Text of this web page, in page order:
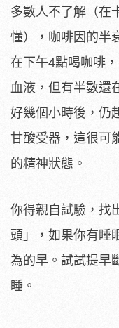
多數人不了解（在
懂），咖啡因的半
在下午4點喝咖啡
血液，但有半數還
好幾個小時後，仍
甘酸受器，這很可
的精神狀態。
你得親自試驗，找
頭」，如果你有睡
為的早。試試提早
睡。